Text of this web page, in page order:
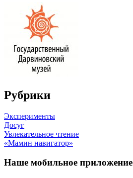
Рубрики
Эксперименты
Досуг
Увлекательное чтение
«Мамин навигатор»
Наше мобильное приложение